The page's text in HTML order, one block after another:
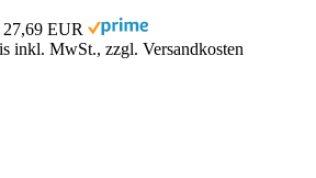
27,69 EUR
inkl. MwSt., zzgl. Versandkosten